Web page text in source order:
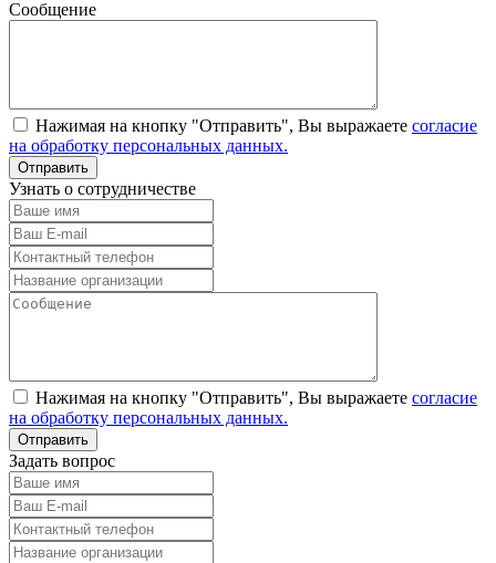
Сообщение
Нажимая на кнопку "Отправить", Вы выражаете согласие
на обработку персональных данных.
Узнать о сотрудничестве
Нажимая на кнопку "Отправить", Вы выражаете согласие
на обработку персональных данных.
Задать вопрос